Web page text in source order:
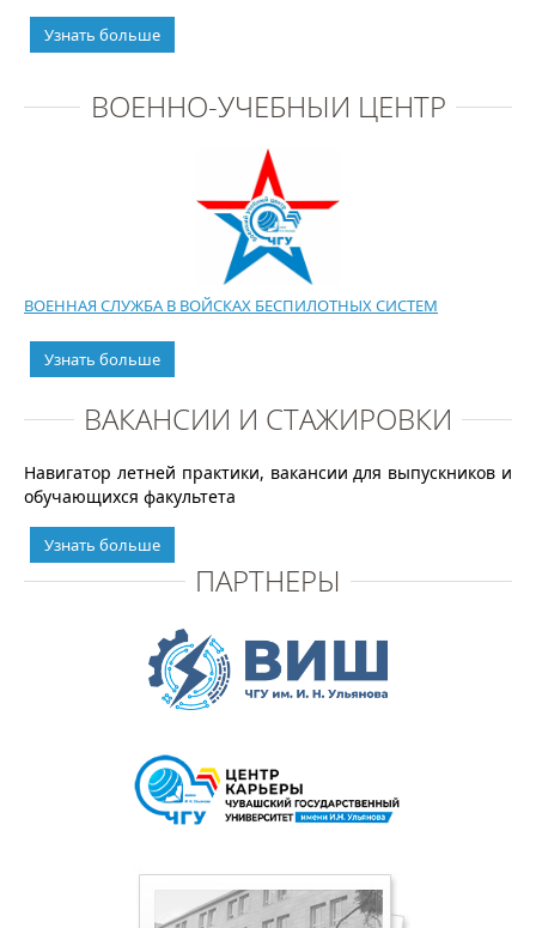
Узнать больше
ВОЕННО-УЧЕБНЫЙ ЦЕНТР
ВОЕННАЯ СЛУЖБА В ВОЙСКАХ БЕСПИЛОТНЫХ СИСТЕМ
Узнать больше
ВАКАНСИИ И СТАЖИРОВКИ
Навигатор летней практики, вакансии для выпускников и
обучающихся факультета
Узнать больше
ПАРТНЕРЫ